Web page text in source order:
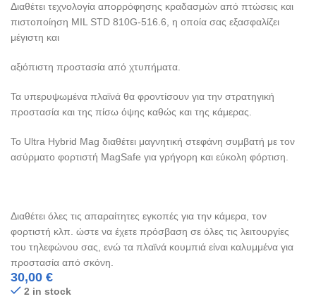
Διαθέτει τεχνολογία απορρόφησης κραδασμών από πτώσεις και
πιστοποίηση MIL STD 810G-516.6, η οποία σας εξασφαλίζει
μέγιστη και
αξιόπιστη προστασία από χτυπήματα.
Τα υπερυψωμένα πλαϊνά θα φροντίσουν για την στρατηγική
προστασία και της πίσω όψης καθώς και της κάμερας.
Το Ultra Hybrid Mag διαθέτει μαγνητική στεφάνη συμβατή με τον
ασύρματο φορτιστή MagSafe για γρήγορη και εύκολη φόρτιση.
Διαθέτει όλες τις απαραίτητες εγκοπές για την κάμερα, τον
φορτιστή κλπ. ώστε να έχετε πρόσβαση σε όλες τις λειτουργίες
του τηλεφώνου σας, ενώ τα πλαϊνά κουμπιά είναι καλυμμένα για
προστασία από σκόνη.
30,00€
2 in stock